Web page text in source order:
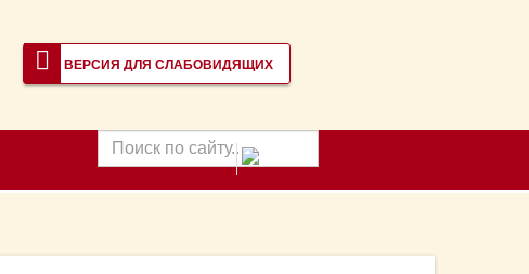
ВЕРСИЯ ДЛЯ СЛАБОВИДЯЩИХ
Поиск
по